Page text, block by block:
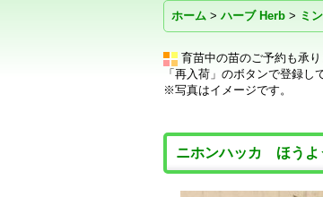
ホーム > ハーブ Herb > ミ
育苗中の苗のご予約も承り
「再入荷」のボタンで登録
※写真はイメージです。
ニホンハッカ ほうよ